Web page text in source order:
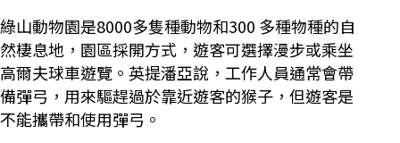
綠山動物園是8000多隻種動物和300 多種物種的自
然棲息地，園區採開方式，遊客可選擇漫步或乘坐
高爾夫球車遊覽。英提潘亞說，工作人員通常會帶
備彈弓，用來驅趕過於靠近遊客的猴子，但遊客是
不能攜帶和使用彈弓。